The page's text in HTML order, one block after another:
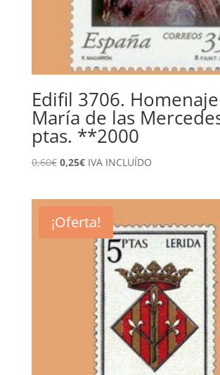
Edifil 3706.
María de las
ptas. **2000
0,60€ El
0,60€.
0,25€El
0,25€.
IVA INCLUÍDO
¡Oferta!